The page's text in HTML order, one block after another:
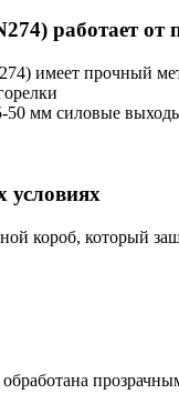
работает от
имеет прочный
мм силовые
короб, который